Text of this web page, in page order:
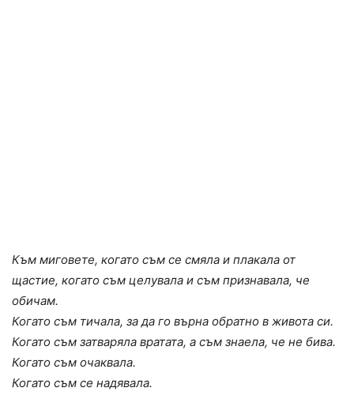
Към миговете, когато съм се смяла и плакала от
щастие, когато съм целувала и съм признавала, че
обичам.
Когато съм тичала, за да го върна обратно в живота си.
Когато съм затваряла вратата, а съм знаела, че не бива.
Когато съм очаквала.
Когато съм се надявала.